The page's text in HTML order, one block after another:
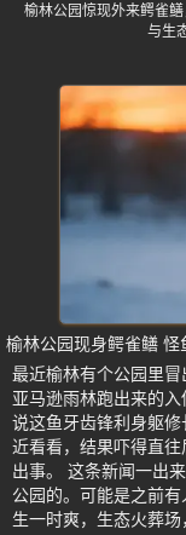
榆林公园惊现外来鳄雀
与生
榆林公园现身鳄雀鳝 怪
最近榆林有个公园里
亚马逊雨林跑出来的入
说这鱼牙齿锋利身躯
近看看，结果吓得直
出事。 这条新闻一出
公园的。可能是之前
生一时爽，生态火葬场